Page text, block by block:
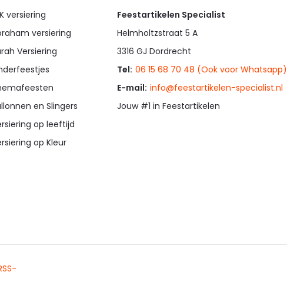
versiering
versiering
Versiering
en Slingers
op leeftijd
op Kleur
Feestartikelen Specialist
Helmholtzstraat 5 A
3316 GJ Dordrecht
Tel: 06 15 68 70 48 (Ook voor Whatsapp)
E-mail: info@feestartikelen-specialist.nl
Jouw #1 in Feestartikelen